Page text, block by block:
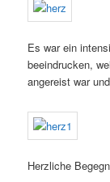
Es war ein
beeindrucken,
angereist war
Herzliche